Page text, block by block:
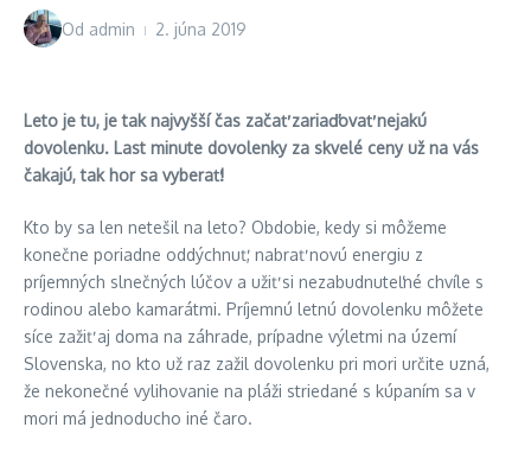
Od admin 2. júna 2019
Leto je tu, je tak najvyšší čas začať zariaďovať nejakú
dovolenku. Last minute dovolenky za skvelé ceny už na vás
čakajú, tak hor sa vyberať!
Kto by sa len netešil na leto? Obdobie, kedy si môžeme
konečne poriadne oddýchnuť, nabrať novú energiu z
príjemných slnečných lúčov a užiť si nezabudnuteľné chvíle s
rodinou alebo kamarátmi. Príjemnú letnú dovolenku môžete
síce zažiť aj doma na záhrade, prípadne výletmi na území
Slovenska, no kto už raz zažil dovolenku pri mori určite uzná,
že nekonečné vylihovanie na pláži striedané s kúpaním sa v
mori má jednoducho iné čaro.